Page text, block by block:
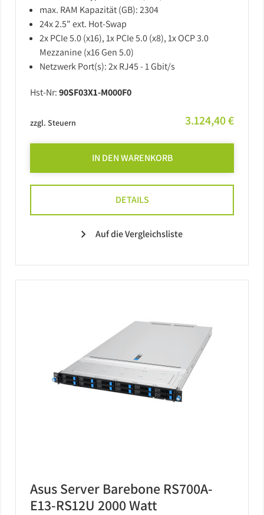
max. RAM Kapazität (GB): 2304
24x 2.5" ext. Hot-Swap
2x PCIe 5.0 (x16), 1x PCIe 5.0 (x8), 1x OCP 3.0
Mezzanine (x16 Gen 5.0)
Netzwerk Port(s): 2x RJ45 - 1 Gbit/s
Hst-Nr:90SF03X1-M000F0
zzgl. Steuern 3.124,40 €
IN DEN WARENKORB
DETAILS
Auf die Vergleichsliste
Asus Server Barebone RS700A-
E13-RS12U 2000 Watt